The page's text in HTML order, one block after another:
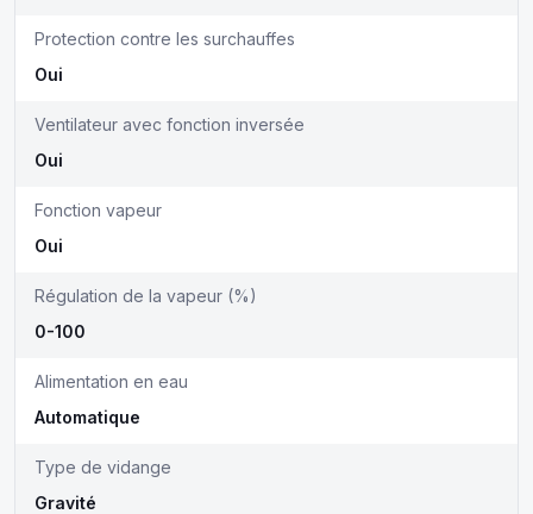
Protection contre les surchauffes
Oui
Ventilateur avec fonction inversée
Oui
Fonction vapeur
Oui
Régulation de la vapeur (%)
0-100
Alimentation en eau
Automatique
Type de vidange
Gravité